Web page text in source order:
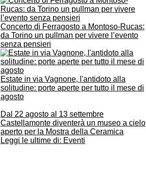
Concerto di Ferragosto a Montoso-Rucas:
da Torino un pullman per vivere l’evento
senza pensieri
Estate in via Vagnone, l'antidoto alla
solitudine: porte aperte per tutto il mese di
agosto
Dal 22 agosto al 13 settembre
Castellamonte diventerà un museo a cielo
aperto per la Mostra della Ceramica
Leggi le ultime di: Eventi